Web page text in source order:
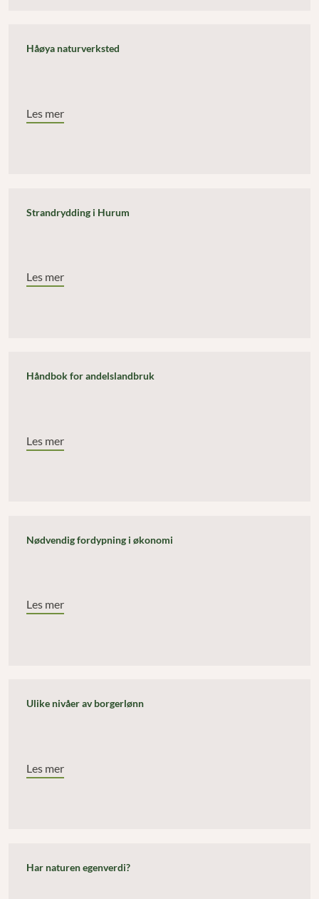
Håøya naturverksted
Les mer
Strandrydding i Hurum
Les mer
Håndbok for andelslandbruk
Les mer
Nødvendig fordypning i økonomi
Les mer
Ulike nivåer av borgerlønn
Les mer
Har naturen egenverdi?